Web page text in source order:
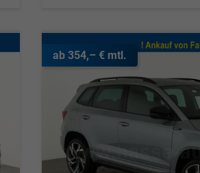
ab 354,– € mtl.